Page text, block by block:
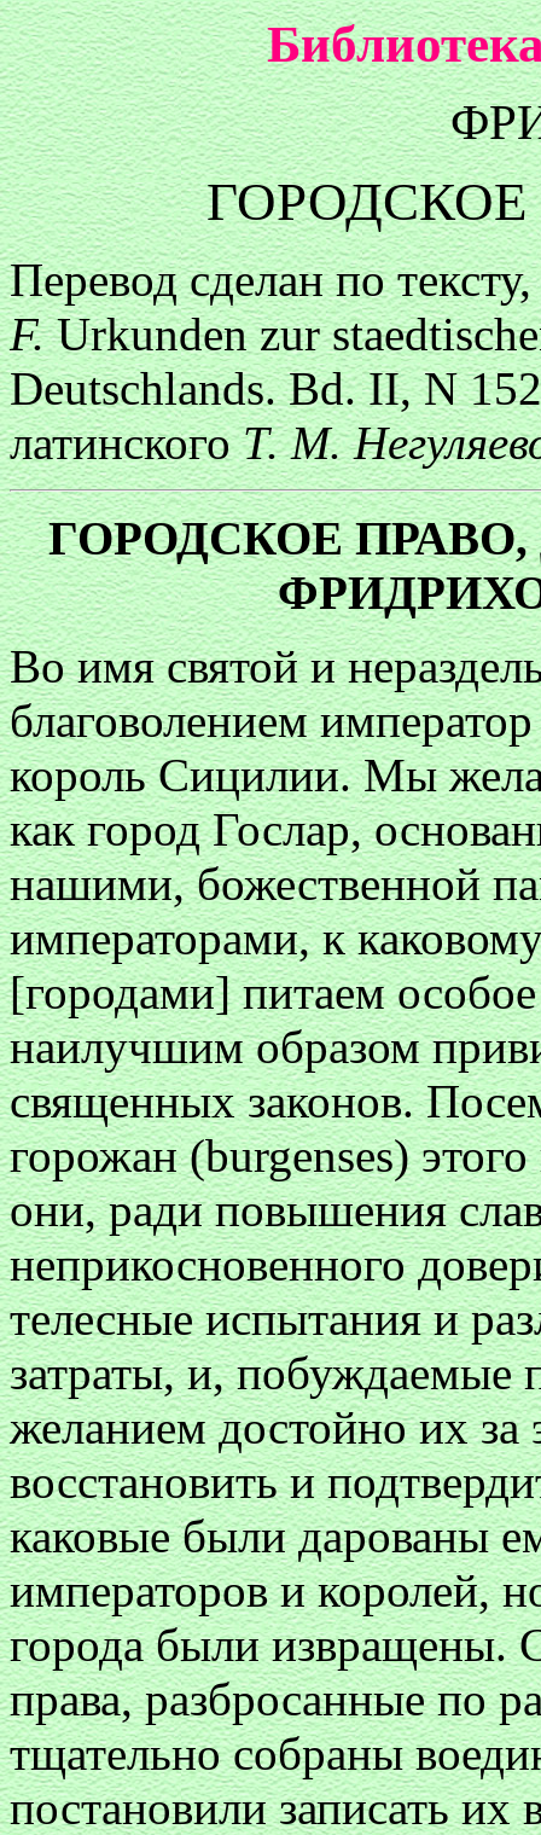
ГОРОДСКОЕ
Перевод сделан по
F.Urkunden zur
Deutschlands. Bd. II, N
латинскогоТ. М.
ГОРОДСКОЕ
Во имя святой и
благоволением
король Сицилии. Мы
как город Гослар,
нашими, божественной
императорами, к
[городами] питаем
наилучшим образом
священных законов.
горожан (burgenses)
они, ради повышения
неприкосновенного
телесные испытания и
затраты, и, побуждаемые
желанием достойно их за
восстановить и
каковые были дарованы
императоров и королей,
города были извращены.
права, разбросанные по
тщательно собраны
постановили записать